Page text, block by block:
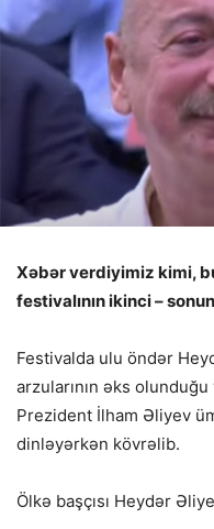
Xəbər verdiyimiz kimi,
festivalının ikinci –
Festivalda ulu öndər
arzularının əks
Prezident İlham Əliyev
dinləyərkən kövrəlib.
Ölkə başçısı Heydər